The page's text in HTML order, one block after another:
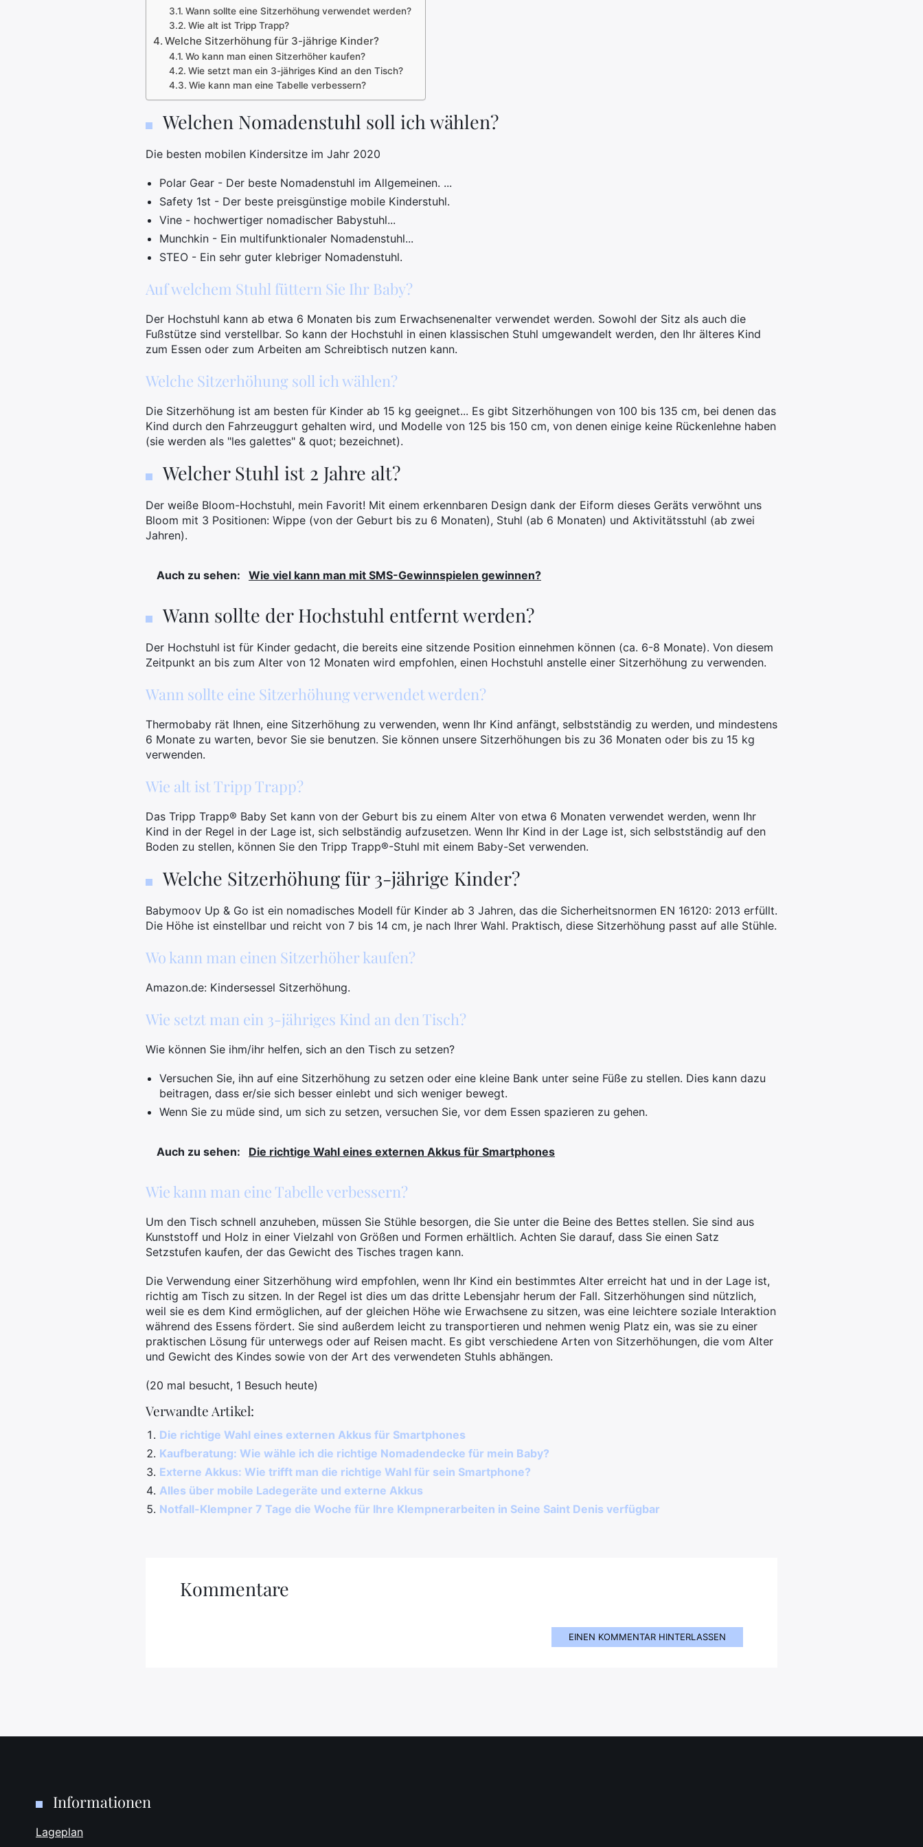
Wann sollte eine Sitzerhöhung verwendet werden?
Wie alt ist Tripp Trapp?
Welche Sitzerhöhung für 3-jährige Kinder?
Wo kann man einen Sitzerhöher kaufen?
Wie setzt man ein 3-jähriges Kind an den Tisch?
Wie kann man eine Tabelle verbessern?
Welchen Nomadenstuhl soll ich wählen?
Die besten mobilen Kindersitze im Jahr 2020
Polar Gear - Der beste Nomadenstuhl im Allgemeinen. ...
Safety 1st - Der beste preisgünstige mobile Kinderstuhl.
Vine - hochwertiger nomadischer Babystuhl...
Munchkin - Ein multifunktionaler Nomadenstuhl...
STEO - Ein sehr guter klebriger Nomadenstuhl.
Auf welchem Stuhl füttern Sie Ihr Baby?
Der Hochstuhl kann ab etwa 6 Monaten bis zum Erwachsenenalter verwendet werden. Sowohl der Sitz als auch die
Fußstütze sind verstellbar. So kann der Hochstuhl in einen klassischen Stuhl umgewandelt werden, den Ihr älteres Kind
zum Essen oder zum Arbeiten am Schreibtisch nutzen kann.
Welche Sitzerhöhung soll ich wählen?
Die Sitzerhöhung ist am besten für Kinder ab 15 kg geeignet... Es gibt Sitzerhöhungen von 100 bis 135 cm, bei denen das
Kind durch den Fahrzeuggurt gehalten wird, und Modelle von 125 bis 150 cm, von denen einige keine Rückenlehne haben
(sie werden als "les galettes" & quot; bezeichnet).
Welcher Stuhl ist 2 Jahre alt?
Der weiße Bloom-Hochstuhl, mein Favorit! Mit einem erkennbaren Design dank der Eiform dieses Geräts verwöhnt uns
Bloom mit 3 Positionen: Wippe (von der Geburt bis zu 6 Monaten), Stuhl (ab 6 Monaten) und Aktivitätsstuhl (ab zwei
Jahren).
Auch zu sehen: Wie viel kann man mit SMS-Gewinnspielen gewinnen?
Wann sollte der Hochstuhl entfernt werden?
Der Hochstuhl ist für Kinder gedacht, die bereits eine sitzende Position einnehmen können (ca. 6-8 Monate). Von diesem
Zeitpunkt an bis zum Alter von 12 Monaten wird empfohlen, einen Hochstuhl anstelle einer Sitzerhöhung zu verwenden.
Wann sollte eine Sitzerhöhung verwendet werden?
Thermobaby rät Ihnen, eine Sitzerhöhung zu verwenden, wenn Ihr Kind anfängt, selbstständig zu werden, und mindestens
6 Monate zu warten, bevor Sie sie benutzen. Sie können unsere Sitzerhöhungen bis zu 36 Monaten oder bis zu 15 kg
verwenden.
Wie alt ist Tripp Trapp?
Das Tripp Trapp® Baby Set kann von der Geburt bis zu einem Alter von etwa 6 Monaten verwendet werden, wenn Ihr
Kind in der Regel in der Lage ist, sich selbständig aufzusetzen. Wenn Ihr Kind in der Lage ist, sich selbstständig auf den
Boden zu stellen, können Sie den Tripp Trapp®-Stuhl mit einem Baby-Set verwenden.
Welche Sitzerhöhung für 3-jährige Kinder?
Babymoov Up & Go ist ein nomadisches Modell für Kinder ab 3 Jahren, das die Sicherheitsnormen EN 16120: 2013 erfüllt.
Die Höhe ist einstellbar und reicht von 7 bis 14 cm, je nach Ihrer Wahl. Praktisch, diese Sitzerhöhung passt auf alle Stühle.
Wo kann man einen Sitzerhöher kaufen?
Amazon.de: Kindersessel Sitzerhöhung.
Wie setzt man ein 3-jähriges Kind an den Tisch?
Wie können Sie ihm/ihr helfen, sich an den Tisch zu setzen?
Versuchen Sie, ihn auf eine Sitzerhöhung zu setzen oder eine kleine Bank unter seine Füße zu stellen. Dies kann dazu
beitragen, dass er/sie sich besser einlebt und sich weniger bewegt.
Wenn Sie zu müde sind, um sich zu setzen, versuchen Sie, vor dem Essen spazieren zu gehen.
Auch zu sehen: Die richtige Wahl eines externen Akkus für Smartphones
Wie kann man eine Tabelle verbessern?
Um den Tisch schnell anzuheben, müssen Sie Stühle besorgen, die Sie unter die Beine des Bettes stellen. Sie sind aus
Kunststoff und Holz in einer Vielzahl von Größen und Formen erhältlich. Achten Sie darauf, dass Sie einen Satz
Setzstufen kaufen, der das Gewicht des Tisches tragen kann.
Die Verwendung einer Sitzerhöhung wird empfohlen, wenn Ihr Kind ein bestimmtes Alter erreicht hat und in der Lage ist,
richtig am Tisch zu sitzen. In der Regel ist dies um das dritte Lebensjahr herum der Fall. Sitzerhöhungen sind nützlich,
weil sie es dem Kind ermöglichen, auf der gleichen Höhe wie Erwachsene zu sitzen, was eine leichtere soziale Interaktion
während des Essens fördert. Sie sind außerdem leicht zu transportieren und nehmen wenig Platz ein, was sie zu einer
praktischen Lösung für unterwegs oder auf Reisen macht. Es gibt verschiedene Arten von Sitzerhöhungen, die vom Alter
und Gewicht des Kindes sowie von der Art des verwendeten Stuhls abhängen.
(20 mal besucht, 1 Besuch heute)
Verwandte Artikel:
Die richtige Wahl eines externen Akkus für Smartphones
Kaufberatung: Wie wähle ich die richtige Nomadendecke für mein Baby?
Externe Akkus: Wie trifft man die richtige Wahl für sein Smartphone?
Alles über mobile Ladegeräte und externe Akkus
Notfall-Klempner 7 Tage die Woche für Ihre Klempnerarbeiten in Seine Saint Denis verfügbar
Kommentare
EINEN KOMMENTAR HINTERLASSEN
Informationen
Lageplan